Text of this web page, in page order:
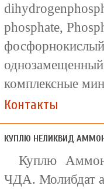
phosphate,
комплексные
Контакты
КУПЛЮ НЕЛИКВИД
Куплю
ЧДА. Молибдат